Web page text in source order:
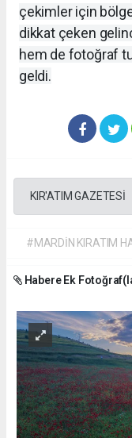
çekimler için
dikkat çeken
hem de fotoğraf
geldi.
KIR'ATIM GAZETESİ
#MARDİN KIRATIM
Habere Ek